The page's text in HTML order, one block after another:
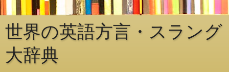
世界の英語方言・スラング
大辞典